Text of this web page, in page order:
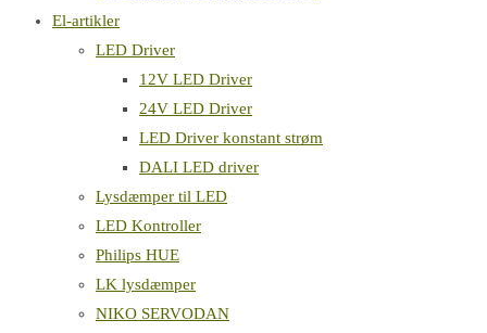
El-artikler
LED Driver
12V LED Driver
24V LED Driver
LED Driver konstant strøm
DALI LED driver
Lysdæmper til LED
LED Kontroller
Philips HUE
LK lysdæmper
NIKO SERVODAN